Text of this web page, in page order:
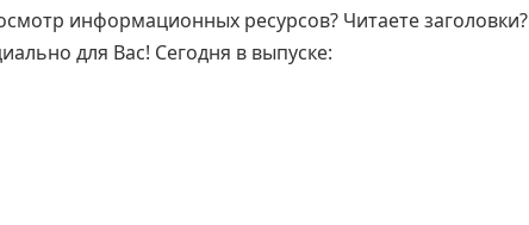
информационных ресурсов? Читаете заголовки?
для Вас! Сегодня в выпуске: